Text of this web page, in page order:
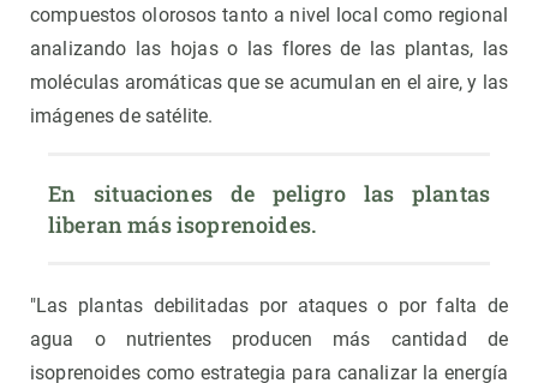
compuestos olorosos tanto a nivel local como regional
analizando las hojas o las flores de las plantas, las
moléculas aromáticas que se acumulan en el aire, y las
imágenes de satélite.
En situaciones de peligro las plantas
liberan más isoprenoides.
"Las plantas debilitadas por ataques o por falta de
agua o nutrientes producen más cantidad de
isoprenoides como estrategia para canalizar la energía